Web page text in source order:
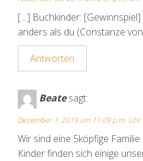
[…] Buchkinder:
anders als du (Constanze
Antworten
Beate sagt:
Dezember 1, 2019 um 11:09 p.m. Uhr
Wir sind eine 5köpfige
Kinder finden sich einige